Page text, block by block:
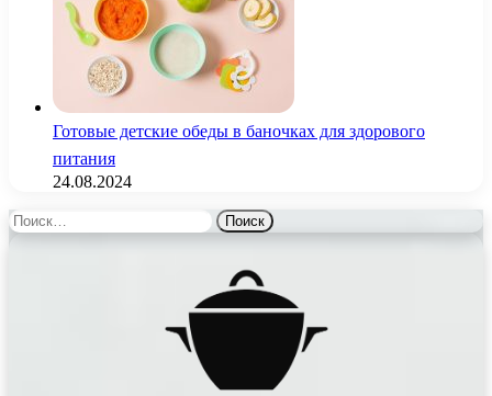
Готовые детские обеды в баночках для здорового
питания
24.08.2024
Найти: